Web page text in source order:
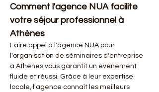
Comment l'agence NUA facilite
votre séjour professionnel à
Athènes
Faire appel à l'agence NUA pour
l'organisation de séminaires d'entreprise
à Athènes vous garantit un événement
fluide et réussi. Grâce à leur expertise
locale, l'agence connaît les meilleurs